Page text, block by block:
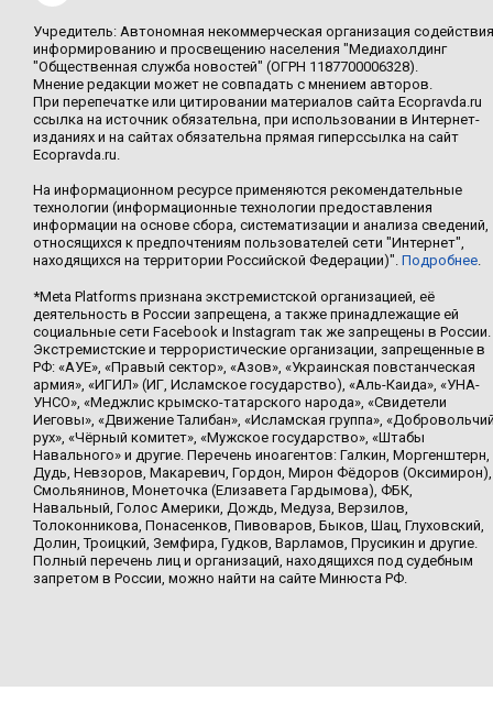
Учредитель: Автономная некоммерческая организация содействия
информированию и просвещению населения "Медиахолдинг
"Общественная служба новостей" (ОГРН 1187700006328).
Мнение редакции может не совпадать с мнением авторов.
При перепечатке или цитировании материалов сайта Ecopravda.ru
ссылка на источник обязательна, при использовании в Интернет-
изданиях и на сайтах обязательна прямая гиперссылка на сайт
Ecopravda.ru.
На информационном ресурсе применяются рекомендательные
технологии (информационные технологии предоставления
информации на основе сбора, систематизации и анализа сведений,
относящихся к предпочтениям пользователей сети "Интернет",
находящихся на территории Российской Федерации)". Подробнее
*Meta Platforms признана экстремистской организацией, её
деятельность в России запрещена, а также принадлежащие ей
социальные сети Facebook и Instagram так же запрещены в России.
Экстремистские и террористические организации, запрещенные в
РФ: «АУЕ», «Правый сектор», «Азов», «Украинская повстанческая
армия», «ИГИЛ» (ИГ, Исламское государство), «Аль-Каида», «УНА-
УНСО», «Меджлис крымско-татарского народа», «Свидетели
Иеговы», «Движение Талибан», «Исламская группа»,
рух», «Чёрный комитет», «Мужское государство», «Штабы
Навального» и другие. Перечень иноагентов: Галкин, Моргенштерн,
Дудь, Невзоров, Макаревич, Гордон, Мирон Фёдоров (Оксимирон),
Смольянинов, Монеточка (Елизавета Гардымова), ФБК,
Навальный, Голос Америки, Дождь, Медуза, Верзилов,
Толоконникова, Понасенков, Пивоваров, Быков, Шац, Глуховский,
Долин, Троицкий, Земфира, Гудков, Варламов, Прусикин и другие.
Полный перечень лиц и организаций, находящихся под судебным
запретом в России, можно найти на сайте Минюста РФ.